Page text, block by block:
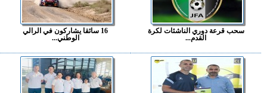
سحب قرعة دوري الناشئات لكرة
القدم...
16 سائقا يشاركون في الرالي
الوطني...